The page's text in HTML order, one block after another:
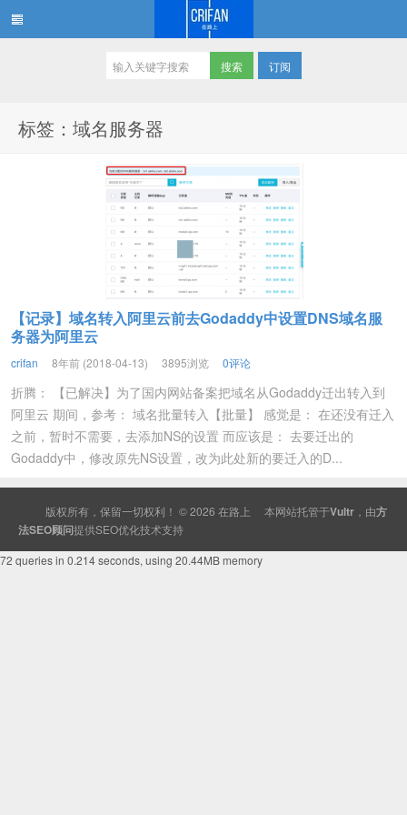
订阅
标签：域名服务器
【记录】域名转入阿里云前去Godaddy中设置DNS域名服
务器为阿里云
crifan 8年前 (2018-04-13) 3895浏览 0评论
折腾： 【已解决】为了国内网站备案把域名从Godaddy迁出转入到
阿里云 期间，参考： 域名批量转入【批量】 感觉是： 在还没有迁入
之前，暂时不需要，去添加NS的设置 而应该是： 去要迁出的
Godaddy中，修改原先NS设置，改为此处新的要迁入的D...
版权所有，保留一切权利！ © 2026 在路上 本网站托管于Vultr ，由方
法SEO顾问提供SEO优化技术支持
72 queries in 0.214 seconds, using 20.44MB memory